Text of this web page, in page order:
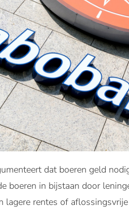
dat boeren geld
boeren in bijstaan door
lagere rentes of